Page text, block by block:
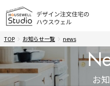
TOP お知らせ一覧 news
お